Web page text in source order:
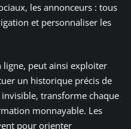
les annonceurs : tous
et personnaliser les
ligne, peut ainsi exploiter
un historique précis de
transforme chaque
monnayable. Les
pour orienter